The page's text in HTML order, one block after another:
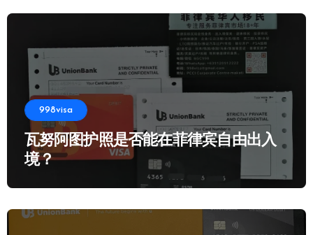
998visa
瓦努阿图护照是否能在菲律宾自由出入
境？